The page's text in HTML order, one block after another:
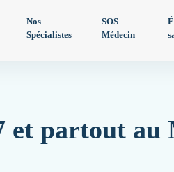
Nos
Spécialistes
SOS
Médecin
et partout au